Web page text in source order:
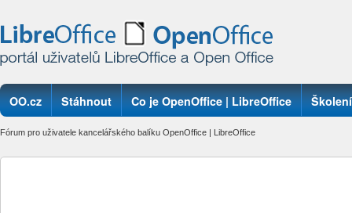
OO.cz Stáhnout Co je OpenOffice | LibreOffice Školení
Fórum pro uživatele kancelářského balíku OpenOffice | LibreOffice